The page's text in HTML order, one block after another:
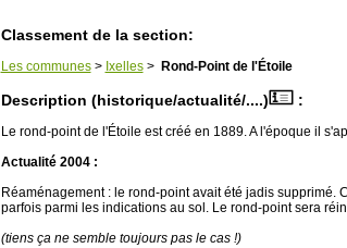
Classement de la section:
Les communes> Ixelles> Rond-Point de l'Étoile
Description (historique/actualité/....) :
Le rond-point de l'Étoile est créé en 1889. A l'époque il
Actualité 2004 :
Réaménagement : le rond-point avait été jadis supprimé.
parfois parmi les indications au sol. Le rond-point sera
(tiens ça ne semble toujours pas le cas !)